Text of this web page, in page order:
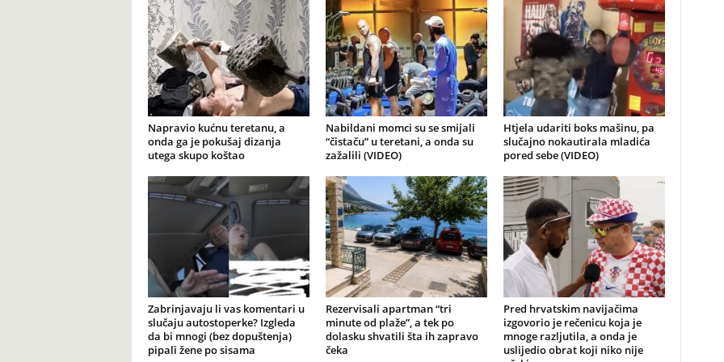
Napravio kućnu teretanu, a
onda ga je pokušaj dizanja
utega skupo koštao
Nabildani momci su se smijali
“čistaču” u teretani, a onda su
zažalili (VIDEO)
Htjela udariti boks mašinu, pa
slučajno nokautirala mladića
pored sebe (VIDEO)
Zabrinjavaju li vas komentari u
slučaju autostoperke? Izgleda
da bi mnogi (bez dopuštenja)
pipali žene po sisama
Rezervisali apartman “tri
minute od plaže”, a tek po
dolasku shvatili šta ih zapravo
čeka
Pred hrvatskim navijačima
izgovorio je rečenicu koja je
mnoge razljutila, a onda je
uslijedio obrat koji niko nije